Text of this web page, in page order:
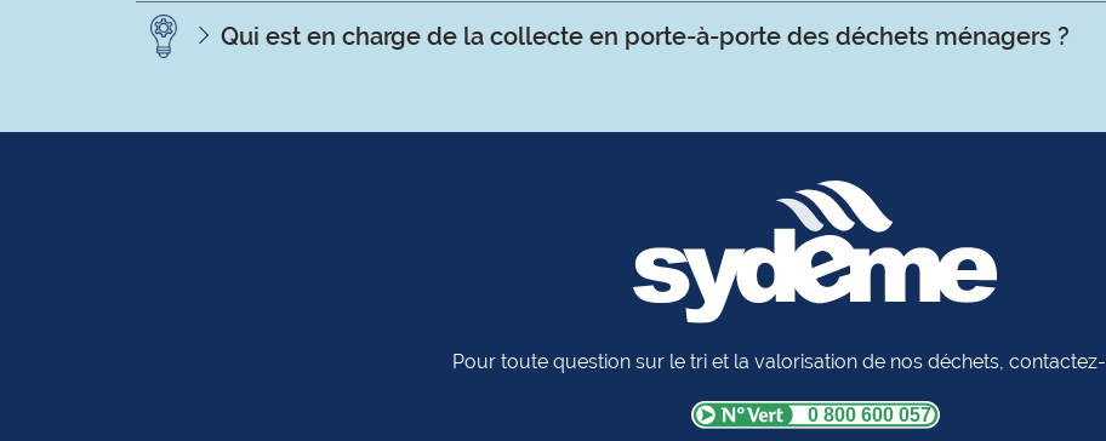
Qui est en charge de la collecte en porte-à-porte des déchets ménagers ?
Pour toute question sur le tri et la valorisation de nos déchets,
0 800 600 057